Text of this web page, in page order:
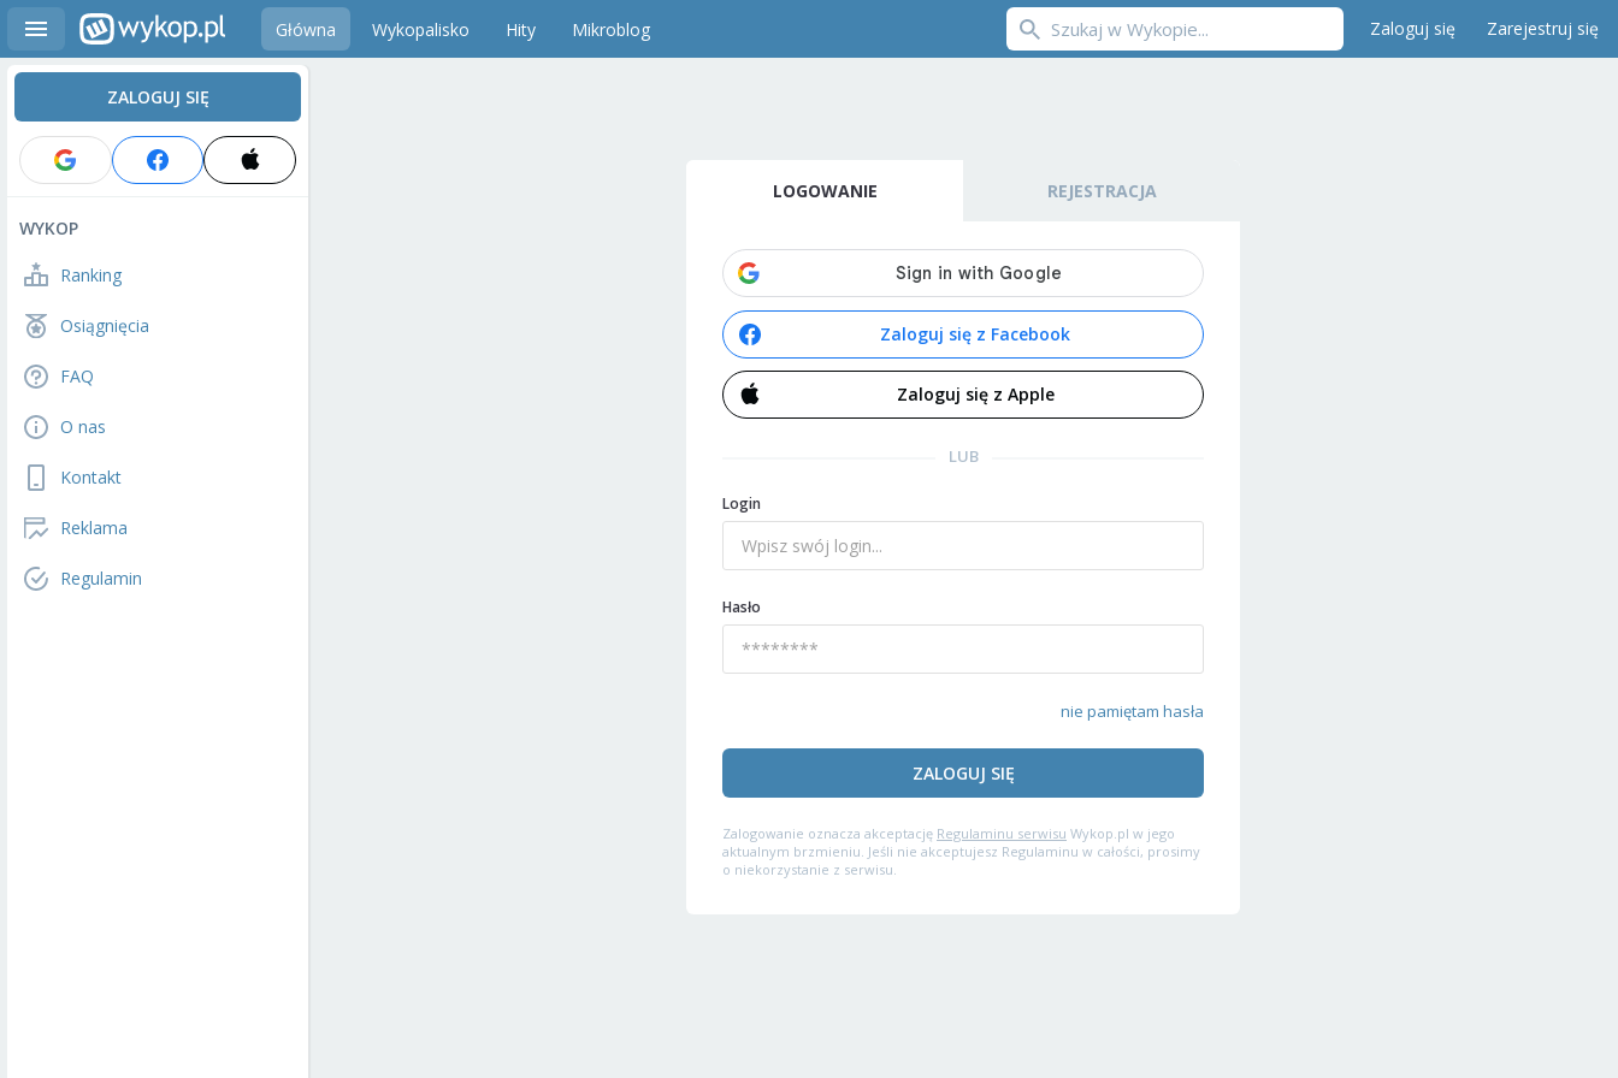
Główna Wykopalisko Hity Mikroblog Zaloguj się Zarejestruj się
ZALOGUJ SIĘ
WYKOP
Ranking
Osiągnięcia
FAQ
O nas
Kontakt
Reklama
Regulamin
LOGOWANIE REJESTRACJA
Zaloguj się z Facebook
Zaloguj się z Apple
LUB
Login
Hasło
nie pamiętam hasła
ZALOGUJ SIĘ
Zalogowanie oznacza akceptację Regulaminu serwisu Wykop.pl w jego
aktualnym brzmieniu. Jeśli nie akceptujesz Regulaminu w całości, prosimy
o niekorzystanie z serwisu.